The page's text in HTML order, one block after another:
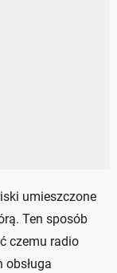
umieszczone
Ten sposób
czemu radio
obsługa